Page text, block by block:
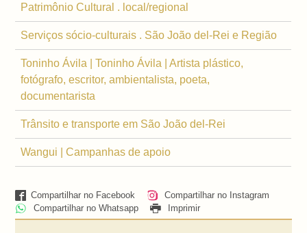
Patrimônio Cultural . local/regional
Serviços sócio-culturais . São João del-Rei e Região
Toninho Ávila | Toninho Ávila | Artista plástico,
fotógrafo, escritor, ambientalista, poeta,
documentarista
Trânsito e transporte em São João del-Rei
Wangui | Campanhas de apoio
Compartilhar no Facebook
Compartilhar no Instagram
Compartilhar no Whatsapp
Imprimir